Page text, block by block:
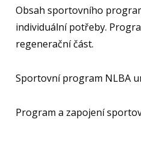
Obsah sportovního
individuální potřeby.
regenerační část.
Sportovní program NLBA
Program a zapojení